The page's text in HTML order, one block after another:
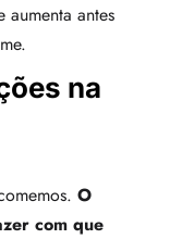
antes
na
O
com que